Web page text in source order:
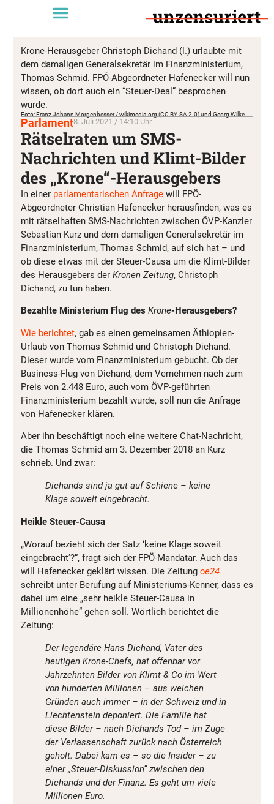
Krone-Herausgeber Christoph Dichand (l.) urlaubte mit
dem damaligen Generalsekretär im Finanzministerium,
Thomas Schmid. FPÖ-Abgeordneter Hafenecker will nun
wissen, ob dort auch ein “Steuer-Deal” besprochen
wurde.
Foto: Franz Johann Morgenbesser / wikimedia.org (CC BY-SA 2.0) und Georg Wilke
Parlament8. Juli 2021 / 14:10 Uhr
Rätselraten um SMS-
Nachrichten und Klimt-Bilder
des „Krone“-Herausgebers
In einer parlamentarischen Anfrage will FPÖ-
Abgeordneter Christian Hafenecker herausfinden, was es
mit rätselhaften SMS-Nachrichten zwischen ÖVP-Kanzler
Sebastian Kurz und dem damaligen Generalsekretär im
Finanzministerium, Thomas Schmid, auf sich hat – und
ob diese etwas mit der Steuer-Causa um die Klimt-Bilder
des Herausgebers der Kronen Zeitung, Christoph
Dichand, zu tun haben.
Bezahlte Ministerium Flug des Krone-Herausgebers?
Wie berichtet, gab es einen gemeinsamen Äthiopien-
Urlaub von Thomas Schmid und Christoph Dichand.
Dieser wurde vom Finanzministerium gebucht. Ob der
Business-Flug von Dichand, dem Vernehmen nach zum
Preis von 2.448 Euro, auch vom ÖVP-geführten
Finanzministerium bezahlt wurde, soll nun die Anfrage
von Hafenecker klären.
Aber ihn beschäftigt noch eine weitere Chat-Nachricht,
die Thomas Schmid am 3. Dezember 2018 an Kurz
schrieb. Und zwar:
Dichands sind ja gut auf Schiene – keine
Klage soweit eingebracht.
Heikle Steuer-Causa
„Worauf bezieht sich der Satz ‘keine Klage soweit
eingebracht’?“, fragt sich der FPÖ-Mandatar. Auch das
will Hafenecker geklärt wissen. Die Zeitung oe24
schreibt unter Berufung auf Ministeriums-Kenner, dass es
dabei um eine „sehr heikle Steuer-Causa in
Millionenhöhe“ gehen soll. Wörtlich berichtet die
Zeitung:
Der legendäre Hans Dichand, Vater des
heutigen Krone-Chefs, hat offenbar vor
Jahrzehnten Bilder von Klimt & Co im Wert
von hunderten Millionen – aus welchen
Gründen auch immer – in der Schweiz und in
Liechtenstein deponiert. Die Familie hat
diese Bilder – nach Dichands Tod – im Zuge
der Verlassenschaft zurück nach Österreich
geholt. Dabei kam es – so die Insider – zu
einer „Steuer-Diskussion“ zwischen den
Dichands und der Finanz. Es geht um ­viele
Millionen Euro.